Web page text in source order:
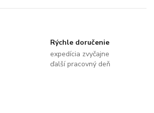
Rýchle doručenie
expedícia zvyčajne
ďalší pracovný deň